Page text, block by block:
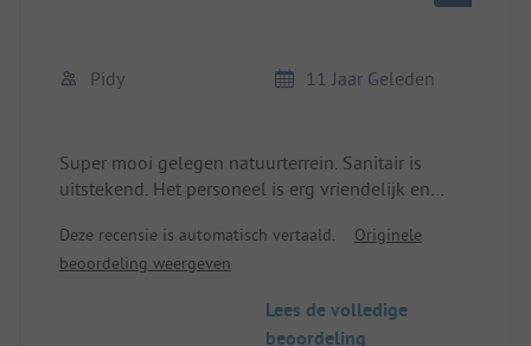
Pidy 11 Jaar Geleden
Super mooi gelegen natuurterrein. Sanitair is
uitstekend. Het personeel is erg vriendelijk en
Qua ligging is dit de mooiste camping die we tot
nu toe in Zweden hebben bezocht.
Deze recensie is automatisch vertaald.
Originele
beoordeling weergeven
Lees de volledige
beoordeling